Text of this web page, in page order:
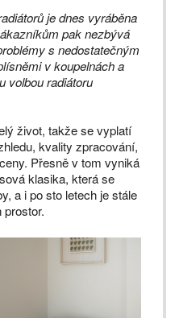
je dnes vyráběna
pak nezbývá
s nedostatečným
v koupelnách a
volbou radiátoru
život, takže se vyplatí
kvality zpracování,
Přesně v tom vyniká
klasika, která se
a i po sto letech je stále